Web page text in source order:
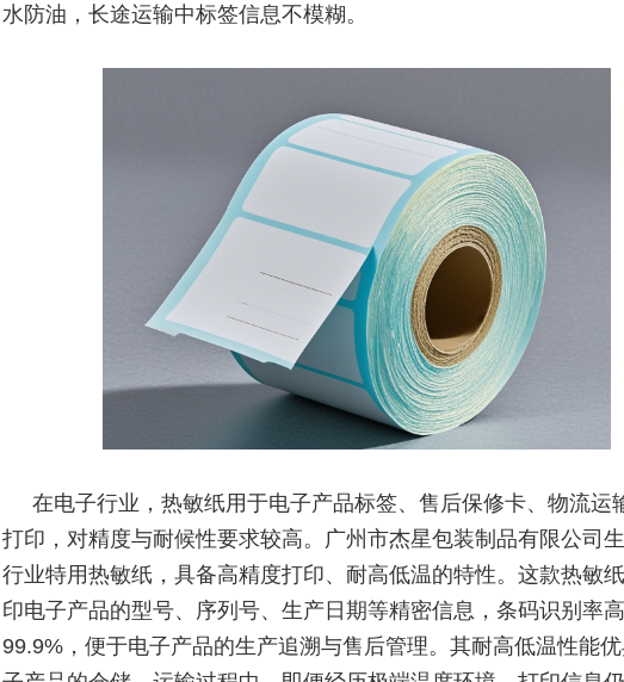
水防油，长途运输中标签信息不模糊。
在电子行业，热敏纸用于电子产品标签、售后保修卡、物流运
打印，对精度与耐候性要求较高。广州市杰星包装制品有限公司
行业特用热敏纸，具备高精度打印、耐高低温的特性。这款热敏
印电子产品的型号、序列号、生产日期等精密信息，条码识别率
99.9%，便于电子产品的生产追溯与售后管理。其耐高低温性能